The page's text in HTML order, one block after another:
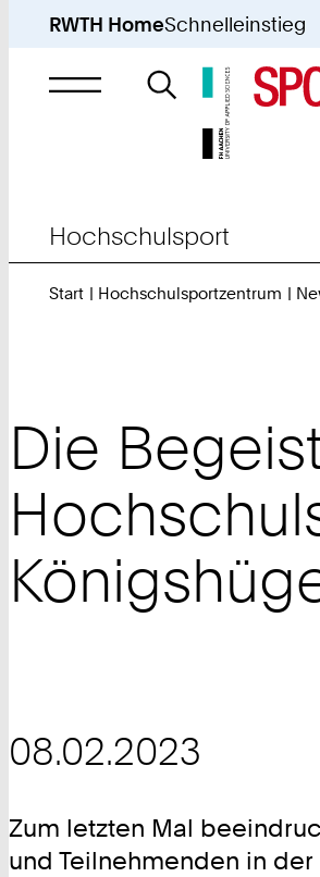
RWTH HomeSchnelleinstieg
Suche
nach
Hochschulsport
Start Hochschulsportzentrum
Die
08.02.2023
Zum letzten Mal
und Teilnehmenden in